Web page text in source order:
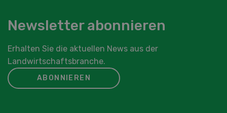
Newsletter abonnieren
Erhalten Sie die aktuellen News aus der
Landwirtschaftsbranche.
ABONNIEREN